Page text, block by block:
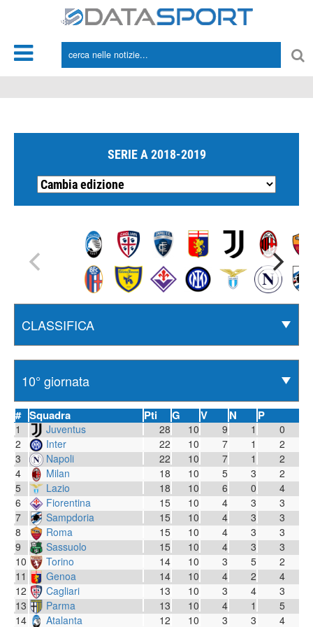
SERIE A 2018-2019
# Squadra Pti G V N P
1 Juventus 28 10 9 1
0
2
Inter 22 10 7 1
2
3
Napoli 22 10 7 1
2
4
Milan 18 10 5 3
2
5
Lazio 18 10 6 0
4
6
Fiorentina 15 10 4 3
3
7
Sampdoria 15 10 4 3
3
8
Roma 15 10 4 3
3
9
Sassuolo 15 10 4 3
3
10
Torino 14 10 3 5
2
11
Genoa 14 10 4 2
4
12
Cagliari 13 10 3 4
3
13
Parma 13 10 4 1
5
14
Atalanta 12 10 3 3
4